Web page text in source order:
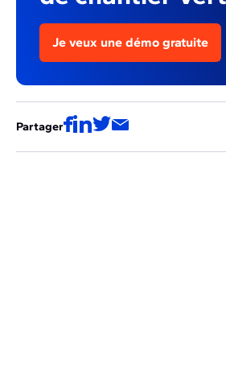
Je veux une démo gratuite
Partager